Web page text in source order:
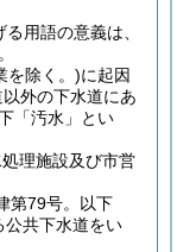
る用語の意義は、
を除く。)に起因
外の下水道にあ
「汚水」とい
理施設及び市営
第79号。以下
公共下水道をい